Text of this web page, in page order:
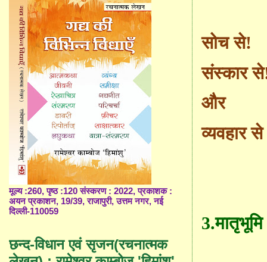
सोच से!
संस्कार
और
व्यवहार
3.
मूल्य :260, पृष्ठ :120 संस्करण : 2022, प्रकाशक :
अयन प्रकाशन, 19/39, राजापुरी, उत्तम नगर, नई
दिल्ली-110059
छन्द-विधान एवं सृजन(रचनात्मक